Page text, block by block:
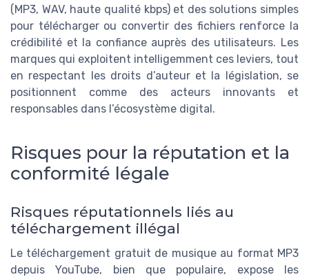
(MP3, WAV, haute qualité kbps) et des solutions simples
pour télécharger ou convertir des fichiers renforce la
crédibilité et la confiance auprès des utilisateurs. Les
marques qui exploitent intelligemment ces leviers, tout
en respectant les droits d’auteur et la législation, se
positionnent comme des acteurs innovants et
responsables dans l’écosystème digital.
Risques pour la réputation et la
conformité légale
Risques réputationnels liés au
téléchargement illégal
Le téléchargement gratuit de musique au format MP3
depuis YouTube, bien que populaire, expose les